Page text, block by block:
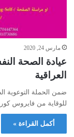
مارس 24, 2020
عيادة الصحة
العراقية
ضمن الحملة التوعوية
للوقاية من فايروس كورونا 2020 تعلن عيادة الصحة النفسية
أكمل القراءة »